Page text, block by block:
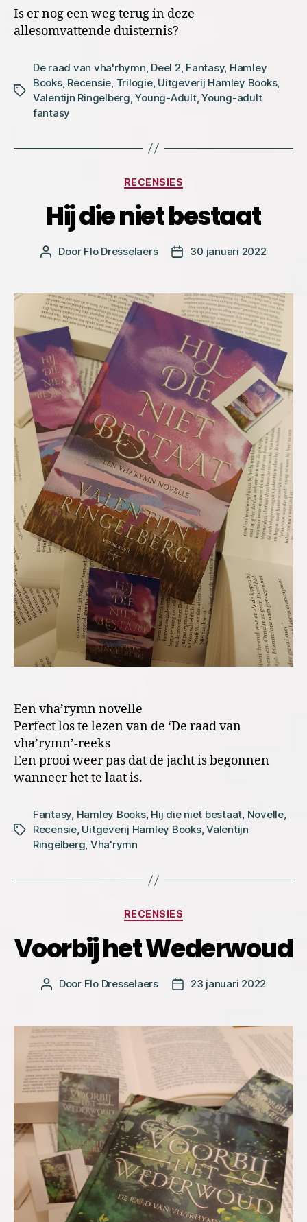
Is er nog een weg terug in deze
allesomvattende duisternis?
Tags
De raad van vha'rhymn, Deel 2, Fantasy, Hamley
Books, Recensie, Trilogie, Uitgeverij Hamley Books,
Valentijn Ringelberg,Young-Adult,Young-adult
fantasy
Categorieën
RECENSIES
Hij die niet bestaat
Bericht
Door Flo Dresselaers Berichtdatum
30 januari 2022
Een vha’rymn novelle
Perfect los te lezen van de ‘De raad van
vha’rymn’-reeks
Een prooi weer pas dat de jacht is begonnen
wanneer het te laat is.
Tags
Fantasy, Hamley Books, Hij die niet bestaat, Novelle,
Recensie, Uitgeverij Hamley Books,Valentijn
Ringelberg, Vha'rymn
Categorieën
RECENSIES
Voorbij het Wederwoud
Bericht
Door Flo Dresselaers Berichtdatum
23 januari 2022